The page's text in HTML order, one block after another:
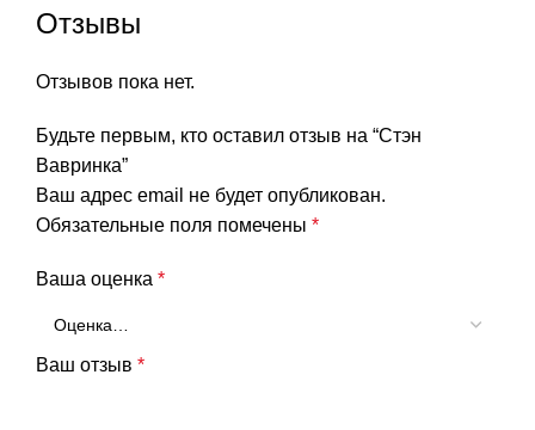
Отзывы
Отзывов пока нет.
Будьте первым, кто оставил отзыв на “Стэн
Вавринка”
Ваш адрес email не будет опубликован.
Обязательные поля помечены *
Ваша оценка *
Ваш отзыв *